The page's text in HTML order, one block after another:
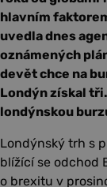
hlavním
uvedla dnes
oznámených
devět chce na
Londýn získal
londýnskou
Londýnský trh s
blížící se odchod
o brexitu v